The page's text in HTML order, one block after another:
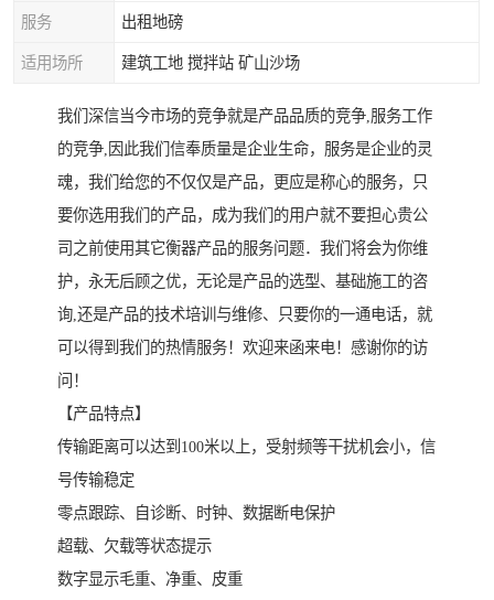
服务 出租地磅
适用场所 建筑工地 搅拌站 矿山沙场
我们深信当今市场的竞争就是产品品质的竞争,服务工作
的竞争,因此我们信奉质量是企业生命，服务是企业的灵
魂，我们给您的不仅仅是产品，更应是称心的服务，只
要你选用我们的产品，成为我们的用户就不要担心贵公
司之前使用其它衡器产品的服务问题．我们将会为你维
护，永无后顾之优，无论是产品的选型、基础施工的咨
询,还是产品的技术培训与维修、只要你的一通电话，就
可以得到我们的热情服务！欢迎来函来电！感谢你的访
问！
【产品特点】
传输距离可以达到100米以上，受射频等干扰机会小，信
号传输稳定
零点跟踪、自诊断、时钟、数据断电保护
超载、欠载等状态提示
数字显示毛重、净重、皮重